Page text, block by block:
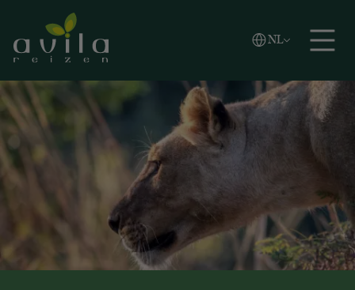
Zoeken
NL
Vlaams
English